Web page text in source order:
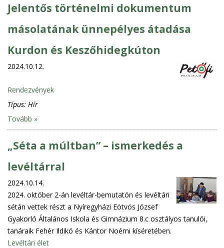
Jelentős történelmi dokumentum
másolatának ünnepélyes átadása
Kurdon és Keszőhidegkúton
2024.10.12.
Rendezvények
Típus: Hír
Tovább »
„Séta a múltban” – ismerkedés a
levéltárral
2024.10.14.
2024. október 2-án levéltár-bemutatón és levéltári
sétán vettek részt a Nyíregyházi Eötvös József
Gyakorló Általános Iskola és Gimnázium 8.c osztályos tanulói,
tanáraik Fehér Ildikó és Kántor Noémi kíséretében.
Levéltári élet